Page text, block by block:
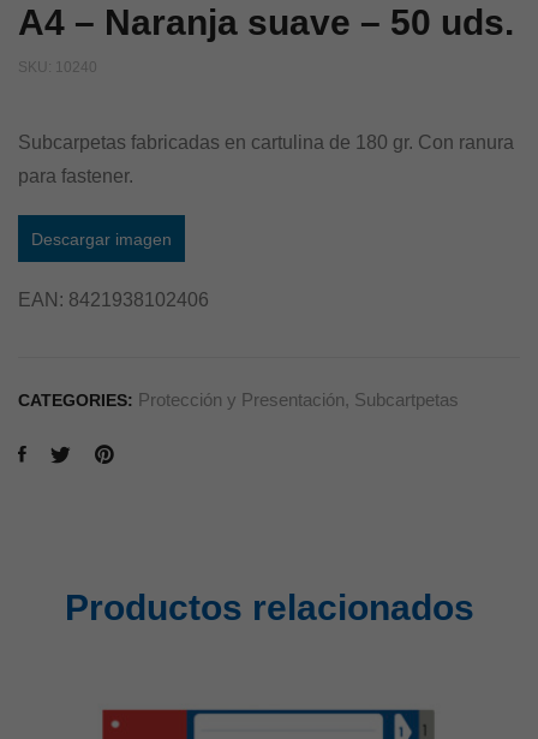
A4 – Naranja suave – 50 uds.
SKU: 10240
Subcarpetas fabricadas en cartulina de 180 gr. Con ranura
para fastener.
Descargar imagen
EAN: 8421938102406
CATEGORIES: Protección y Presentación, Subcartpetas
Productos relacionados